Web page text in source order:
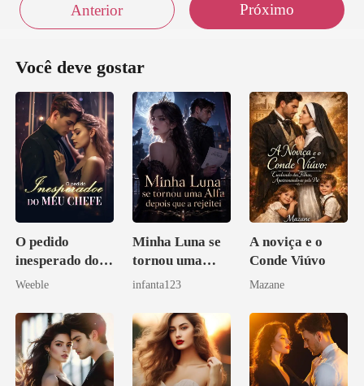
Anterior Próximo
Você deve gostar
O pedido
inesperado do
meu chefe
Weeble
Minha Luna se
tornou uma
Alfa depois que
infanta123
A noviça e o
Conde Viúvo
Mazane